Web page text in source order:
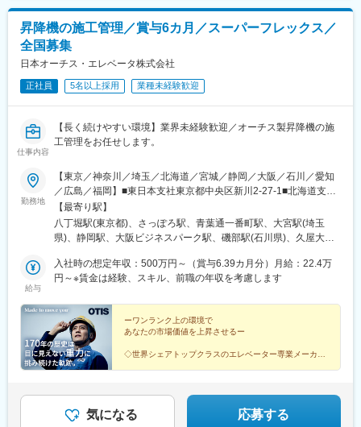
昇降機の施工管理／賞与6カ月／スーパーフレックス／
全国募集
日本オーチス・エレベータ株式会社
正社員 5名以上採用 業種未経験歓迎
仕事内容
【長く続けやすい環境】業界未経験歓迎／オーチス製昇降機の施
工管理をお任せします。
勤務地
【東京／神奈川／埼玉／北海道／宮城／静岡／大阪／石川／愛知
／広島／福岡】■東日本支社東京都中央区新川2-27-1■北海道支店
北海道札幌市中央区北3条西1-1-1■東北支店宮城県仙台市青葉区一
番町1-2-25■関東支店埼玉県さいたま市大宮区桜木町1-11-9■神奈
川支店神奈川県横浜市中区新港2-2-1■静岡支店静岡県静岡市葵区
信越支店石川県金沢市鞍月5丁目181番地 ＡＵＢＥビル■中部支店
愛知県名古屋市東区泉1-23-30■中国支店広島県広島市南区稲荷町
ません。原則として引っ越しを伴わないエリア内異動ですが、将
来的に昇進等に伴う全国転勤の可能性はあります。※勤務ブロック
制度あり。変更の範囲：国内外各拠点のうち、会社が定めるもの
とします。※受動喫煙対策：敷地内全面禁煙
【最寄り駅】
八丁堀駅(東京都)、さっぽろ駅、青葉通一番町駅、大宮駅(埼玉
県)、静岡駅、大阪ビジネスパーク駅、磯部駅(石川県)、久屋大通
新静岡駅、京橋駅(大阪府)、栄町駅(愛知県)、段原一丁目駅、大通
駅、広瀬通駅、大阪城公園駅、栄駅(愛知県)、銀山町駅
給与
入社時の想定年収：500万円～（賞与6.39カ月分）月給：22.4万
円～※賃金は経験、スキル、前職の年収を考慮します
ーワンランク上の環境で
あなたの市場価値を上昇させるー
◇世界シェアトップクラスのエレベーター専業メーカー
気になる 応募する